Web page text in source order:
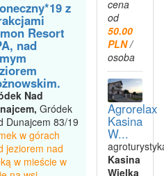
z
Resort
nad
Nad
Gródek
Dunajcem 83/19
w górach
jeziorem nad
w mieście w
cena
od
50.00
PLN/
osoba
Agrorelax
Kasina
W...
Kasina
Wielka